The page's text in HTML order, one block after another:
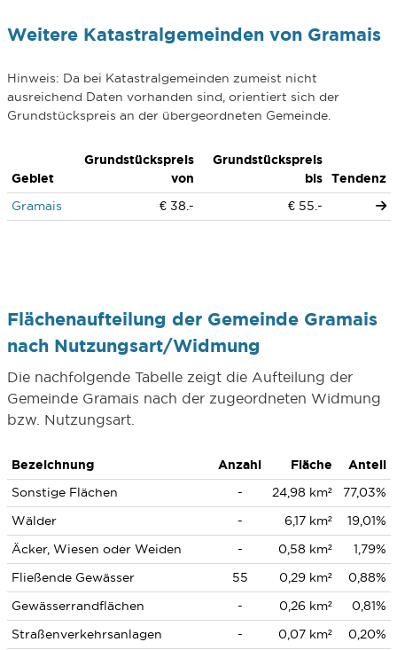
Weitere Katastralgemeinden von Gramais
Hinweis: Da bei Katastralgemeinden zumeist nicht
ausreichend Daten vorhanden sind, orientiert sich der
Grundstückspreis an der übergeordneten Gemeinde.
Gebiet
Grundstückspreis
von
Grundstückspreis
bis
Tendenz
Gramais
€ 38.- € 55.-
Flächenaufteilung der Gemeinde Gramais
nach Nutzungsart/Widmung
Die nachfolgende Tabelle zeigt die Aufteilung der
Gemeinde Gramais nach der zugeordneten Widmung
bzw. Nutzungsart.
Bezeichnung Anzahl Fläche
Anteil
Sonstige Flächen
- 24,98 km²
77,03%
Wälder
- 6,17 km²
19,01%
Äcker, Wiesen oder Weiden
- 0,58 km²
1,79%
Fließende Gewässer
55 0,29 km²
0,88%
Gewässerrandflächen
- 0,26 km²
0,81%
Straßenverkehrsanlagen
- 0,07 km² 0,20%